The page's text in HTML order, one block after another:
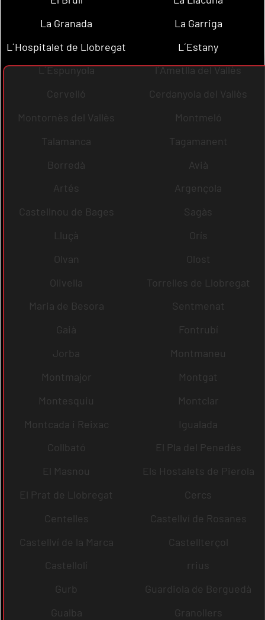
La Granada
La Garriga
L´Hospitalet de Llobregat
L´Estany
L´Espunyola
l´Ametlla del Vallès
Cervelló
Cerdanyola del Vallès
Montornès del Vallès
Montmeló
Talamanca
Tagamanent
Borredà
Avià
Artés
Argençola
Castellnou de Bages
Sagàs
Lluçà
Orís
Olvan
Olost
Olivella
Torrelles de Llobregat
Maria de Besora
Sentmenat
Gaià
Fontrubí
Jorba
Montmaneu
Montmajor
Montgat
Montesquiu
Montclar
Montcada i Reixac
Igualada
Collbató
El Pla del Penedès
El Masnou
Els Hostalets de Pierola
El Prat de Llobregat
Cercs
Centelles
Castellví de Rosanes
Castellví de la Marca
Castellterçol
Castellolí
rrius
Gurb
Guardiola de Berguedà
Gualba
Granollers